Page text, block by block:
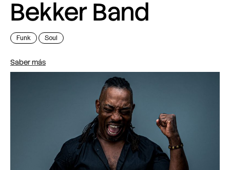
Bekker Band
Funk Soul
Saber más